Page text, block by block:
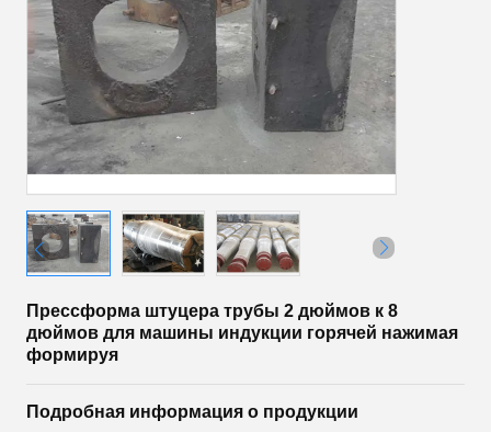
Прессформа штуцера трубы 2 дюймов к 8
дюймов для машины индукции горячей нажимая
формируя
Подробная информация о продукции